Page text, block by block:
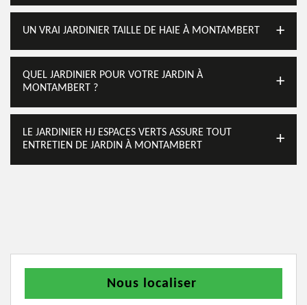
UN VRAI JARDINIER TAILLE DE HAIE À MONTAMBERT
QUEL JARDINIER POUR VOTRE JARDIN À
MONTAMBERT ?
LE JARDINIER HJ ESPACES VERTS ASSURE TOUT
ENTRETIEN DE JARDIN À MONTAMBERT
Nous localiser